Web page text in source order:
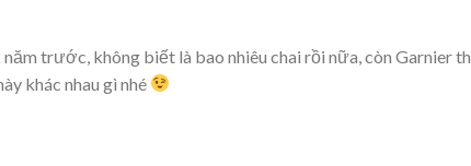
trước, không biết là bao nhiêu chai rồi nữa, còn Garnier
khác nhau gì nhé